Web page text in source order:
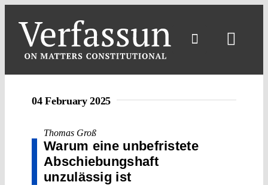
content
04 February 2025
Thomas Groß
Warum eine unbefristete
Abschiebungshaft
unzulässig ist